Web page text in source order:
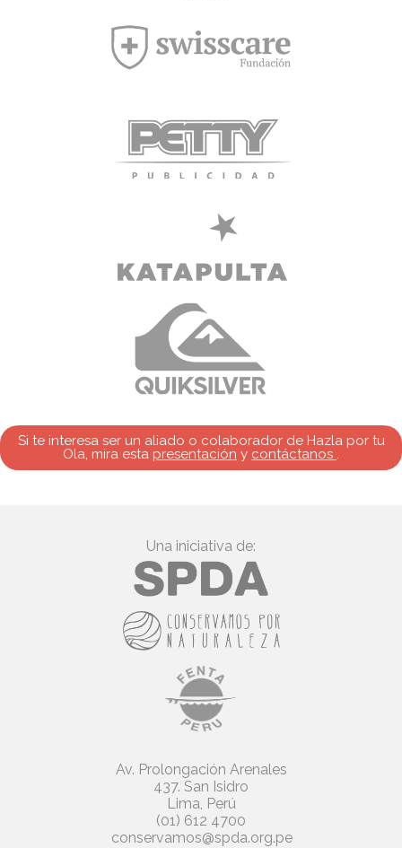
Si te interesa ser un aliado o colaborador de Hazla por tu
Ola, mira esta presentación y contáctanos .
Una iniciativa de:
Av. Prolongación Arenales
437. San Isidro
Lima, Perú
(01) 612 4700
conservamos@spda.org.pe